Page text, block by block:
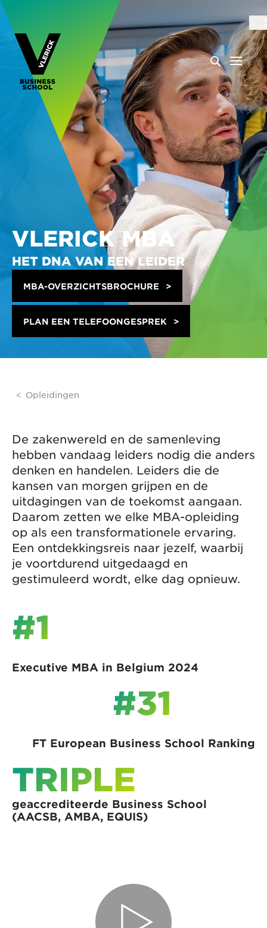
VLERICK MBA
HET DNA VAN EEN LEIDER
MBA-OVERZICHTSBROCHURE
PLAN EEN TELEFOONGESPREK
Opleidingen
De zakenwereld en de samenleving
hebben vandaag leiders nodig die anders
denken en handelen. Leiders die de
kansen van morgen grijpen en de
uitdagingen van de toekomst aangaan.
Daarom zetten we elke MBA-opleiding
op als een transformationele ervaring.
Een ontdekkingsreis naar jezelf, waarbij
je voortdurend uitgedaagd en
gestimuleerd wordt, elke dag opnieuw.
#1
Executive MBA in Belgium 2024
#31
FT European Business School Ranking
TRIPLE
geaccrediteerde Business School
(AACSB, AMBA, EQUIS)